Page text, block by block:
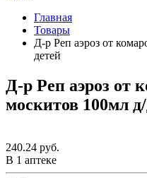
Главная
Товары
Д-р Реп аэроз от
детей
Д-р Реп аэроз от
москитов 100мл
240.24 руб.
В 1 аптеке